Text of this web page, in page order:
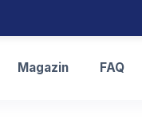
Magazin FAQ